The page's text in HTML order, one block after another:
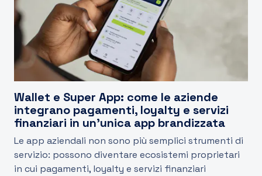
Wallet e Super App: come le aziende
integrano pagamenti, loyalty e servizi
finanziari in un’unica app brandizzata
Le app aziendali non sono più semplici strumenti di
servizio: possono diventare ecosistemi proprietari
in cui pagamenti, loyalty e servizi finanziari